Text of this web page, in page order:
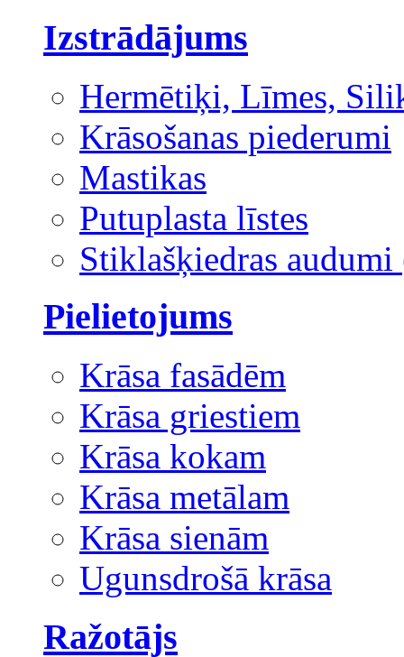
Izstrādājums
Hermētiķi, Līmes,
Krāsošanas piederumi
Mastikas
Putuplasta līstes
Stiklašķiedras audumi
Pielietojums
Krāsa fasādēm
Krāsa griestiem
Krāsa kokam
Krāsa metālam
Krāsa sienām
Ugunsdrošā krāsa
Ražotājs